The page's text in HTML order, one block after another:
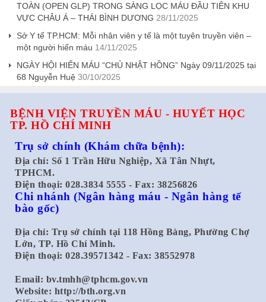
TOÀN (OPEN GLP) TRONG SÀNG LỌC MÁU ĐẦU TIÊN KHU
VỰC CHÂU Á – THÁI BÌNH DƯƠNG 28/11/2025
Sở Y tế TP.HCM: Mỗi nhân viên y tế là một tuyên truyền viên –
một người hiến máu 14/11/2025
NGÀY HỘI HIẾN MÁU “CHỦ NHẬT HỒNG” Ngày 09/11/2025 tại
68 Nguyễn Huệ 30/10/2025
BỆNH VIỆN TRUYỀN MÁU - HUYẾT HỌC
TP. HỒ CHÍ MINH
Trụ sở chính (Khám chữa bệnh):
Địa chỉ: Số 1 Trần Hữu Nghiệp, Xã Tân Nhựt,
TPHCM.
Điện thoại: 028.3834 5555 - Fax: 38256826
Chi nhánh (Ngân hàng máu - Ngân hàng tế
bào gốc)
Địa chỉ: Trụ sở chính tại 118 Hồng Bàng, Phường Chợ
Lớn, TP. Hồ Chí Minh.
Điện thoại: 028.39571342 - Fax: 38552978
Email: bv.tmhh@tphcm.gov.vn
Website: http://bth.org.vn